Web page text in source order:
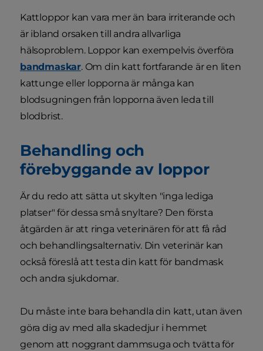
Kattloppor kan vara mer än bara irriterande och
är ibland orsaken till andra allvarliga
hälsoproblem. Loppor kan exempelvis överföra
bandmaskar. Om din katt fortfarande är en liten
kattunge eller lopporna är många kan
blodsugningen från lopporna även leda till
blodbrist.
Behandling och
förebyggande av loppor
Är du redo att sätta ut skylten "inga lediga
platser" för dessa små snyltare? Den första
åtgärden är att ringa veterinären för att få råd
och behandlingsalternativ. Din veterinär kan
också föreslå att testa din katt för bandmask
och andra sjukdomar.
Du måste inte bara behandla din katt, utan även
göra dig av med alla skadedjur i hemmet
genom att noggrant dammsuga och tvätta för